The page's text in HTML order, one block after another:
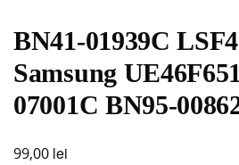
BN41-01939C
Samsung
07001C BN95-
99,00 lei